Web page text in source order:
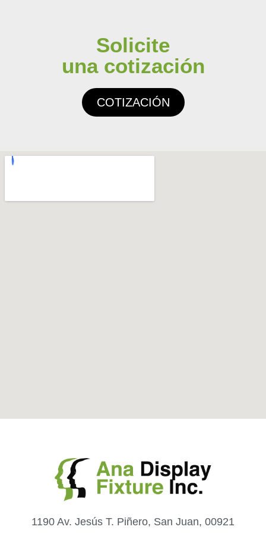
Solicite
una cotización
COTIZACIÓN
1190 Av. Jesús T. Piñero, San Juan, 00921